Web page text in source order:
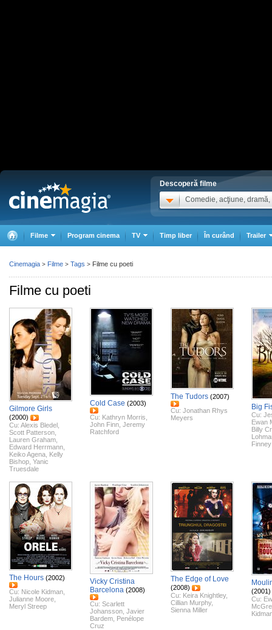
Descoperă filme
Comedie, acţiune, dramă,
Filme Program cinema TV Timp liber În curând Trailer
Filme cu poeti
Gilmore Girls
(2000)
Cu: Alexis Bledel
Scott Patterson
Lauren Graham
Edward Herrmann
Keiko Agena Kelly
Bishop Yanic
Truesdale
Cold Case (2003)
Cu: Kathryn Morris
John Finn Jeremy
Ratchford
The Tudors (2007)
Cu: Jonathan Rhys
Meyers
Big
Cu:
Ewan
Billy
Finney
The Hours (2002)
Cu: Nicole Kidman
Julianne Moore
Meryl Streep
Vicky Cristina
Barcelona (2008)
Cu: Scarlett
Johansson Javier
Bardem Penélope
Cruz
The Edge of Love
(2008)
Cu: Keira Knightley,
Cillian Murphy,
Sienna Miller
(2001)
Cu:
Cinemagia > Filme > Tags > Filme cu poeti